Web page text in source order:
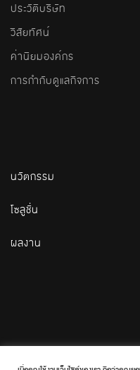
ประวัติบริษัท
วิสัยทัศน์
ค่านิยมองค์กร
การกำกับดูแลกิจการ
นวัตกรรม
โซลูชั่น
ผลงาน